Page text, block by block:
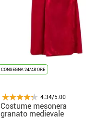
CONSEGNA 24/48 ORE
4.34/5.00
Costume mesonera
granato medievale
per le donne